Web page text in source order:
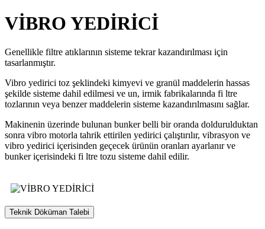
VİBRO YEDİRİCİ
Genellikle filtre atıklarının sisteme tekrar kazandırılması için
tasarlanmıştır.
Vibro yedirici toz şeklindeki kimyevi ve granül maddelerin hassas
şekilde sisteme dahil edilmesi ve un, irmik fabrikalarında fi ltre
tozlarının veya benzer maddelerin sisteme kazandırılmasını sağlar.
Makinenin üzerinde bulunan bunker belli bir oranda doldurulduktan
sonra vibro motorla tahrik ettirilen yedirici çalıştırılır, vibrasyon ve
vibro yedirici içerisinden geçecek ürünün oranları ayarlanır ve
bunker içerisindeki fi ltre tozu sisteme dahil edilir.
Teknik Döküman Talebi